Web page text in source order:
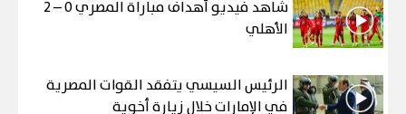
شاهد فيديو أهداف مباراة المصري 0 – 2
الأهلي
الرئيس السيسي يتفقد القوات المصرية
في الإمارات خلال زيارة أخوية